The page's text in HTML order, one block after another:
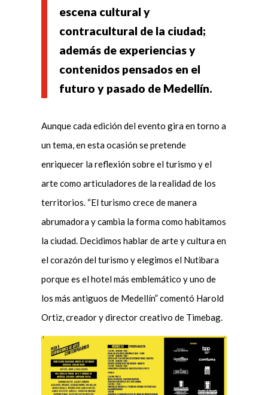
escena cultural y
contracultural de la ciudad;
además de experiencias y
contenidos pensados en el
futuro y pasado de Medellín.
Aunque cada edición del evento gira en torno a
un tema, en esta ocasión se pretende
enriquecer la reflexión sobre el turismo y el
arte como articuladores de la realidad de los
territorios. “El turismo crece de manera
abrumadora y cambia la forma como habitamos
la ciudad. Decidimos hablar de arte y cultura en
el corazón del turismo y elegimos el Nutibara
porque es el hotel más emblemático y uno de
los más antiguos de Medellín” comentó Harold
Ortiz, creador y director creativo de Timebag.